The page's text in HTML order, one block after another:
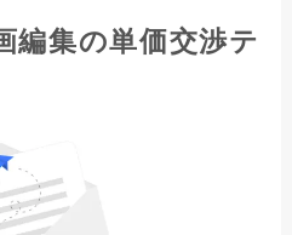
編集の単価交渉テ